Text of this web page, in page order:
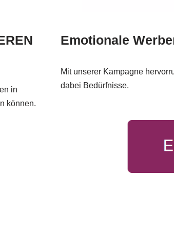
in
können.
Emotionale
Mit unserer Kampagne
dabei Bedürfnisse.